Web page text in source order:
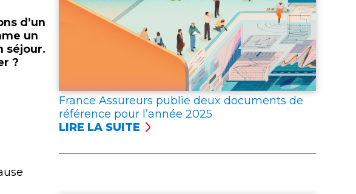
d’un
un
séjour.
?
France Assureurs publie deux documents de
référence pour l’année 2025
LIRE LA SUITE
: